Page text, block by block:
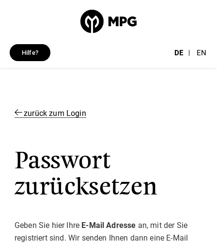
Hilfe? DE EN
zurück zum Login
Passwort
zurücksetzen
Geben Sie hier Ihre E-Mail Adresse an, mit der Sie
registriert sind. Wir senden Ihnen dann eine E-Mail